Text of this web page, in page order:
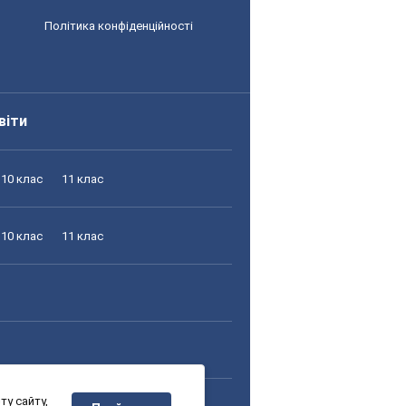
Політика конфіденційності
10 клас 11 клас
10 клас 11 клас
сайту,